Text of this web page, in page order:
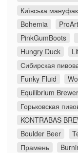
Київська
Bohemia
PinkGumBoots
Hungry Duck
Сибирская
Funky Fluid
Equilibrium
Горьковская
KONTRABAS
Boulder Beer
Прамень